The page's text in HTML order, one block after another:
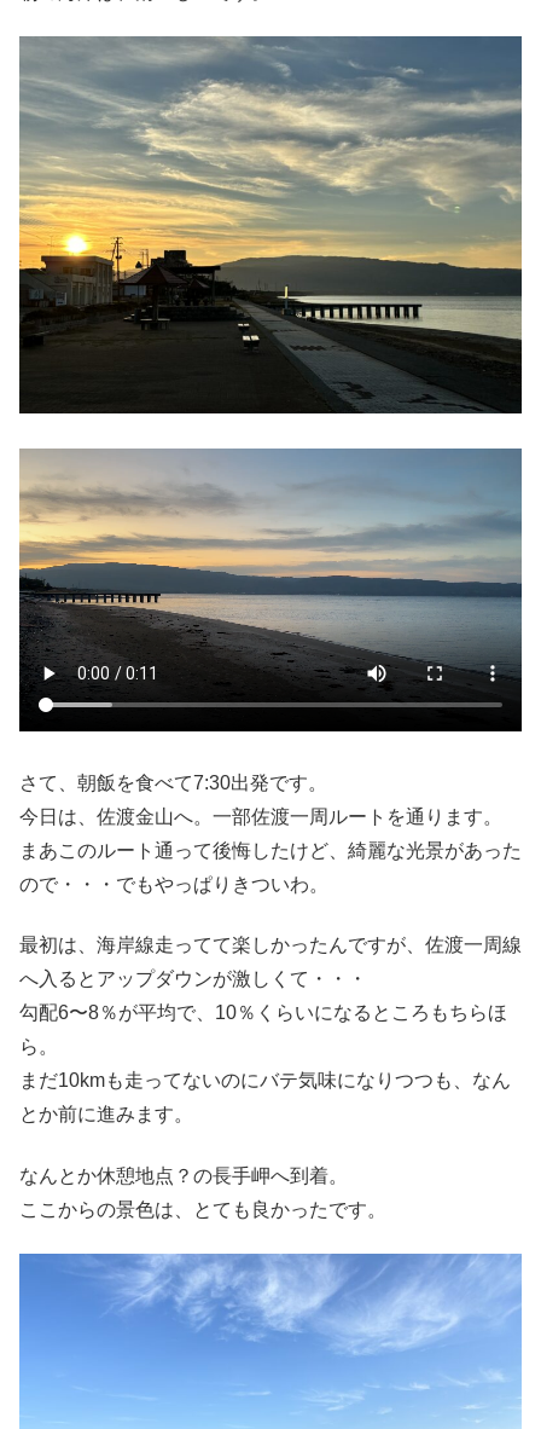
さて、朝飯を食べて7:30出発です。
今日は、佐渡金山へ。一部佐渡一周ルートを通ります。
まあこのルート通って後悔したけど、綺麗な光景があった
ので・・・でもやっぱりきついわ。
最初は、海岸線走ってて楽しかったんですが、佐渡一周線
へ入るとアップダウンが激しくて・・・
勾配6〜8％が平均で、10％くらいになるところもちらほ
ら。
まだ10kmも走ってないのにバテ気味になりつつも、なん
とか前に進みます。
なんとか休憩地点？の長手岬へ到着。
ここからの景色は、とても良かったです。